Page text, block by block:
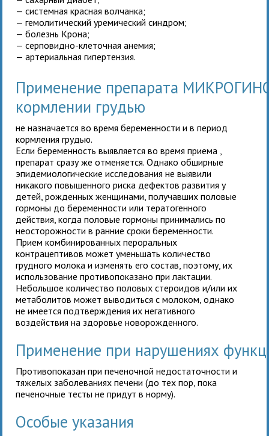
— системная красная волчанка;
— гемолитический уремический синдром;
— болезнь Крона;
— серповидно-клеточная анемия;
— артериальная гипертензия.
Применение препарата
кормлении грудью
не назначается во время беременности и в период
кормления грудью.
Если беременность выявляется во время приема ,
препарат сразу же отменяется. Однако обширные
эпидемиологические исследования не выявили
никакого повышенного риска дефектов развития у
детей, рожденных женщинами, получавших половые
гормоны до беременности или тератогенного
действия, когда половые гормоны принимались по
неосторожности в ранние сроки беременности.
Прием комбинированных пероральных
контрацептивов может уменьшать количество
грудного молока и изменять его состав, поэтому, их
использование противопоказано при лактации.
Небольшое количество половых стероидов и/или их
метаболитов может выводиться с молоком, однако
не имеется подтверждения их негативного
воздействия на здоровье новорожденного.
Применение при нарушениях
Противопоказан при печеночной недостаточности и
тяжелых заболеваниях печени (до тех пор, пока
печеночные тесты не придут в норму).
Особые указания